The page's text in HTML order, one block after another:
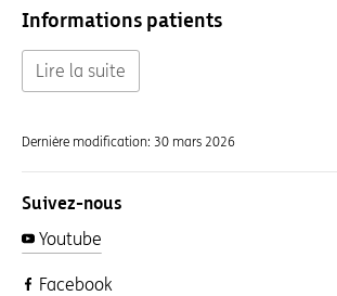
Informations patients
Lire la suite
Dernière modification: 30 mars 2026
Suivez-nous
Youtube
Facebook